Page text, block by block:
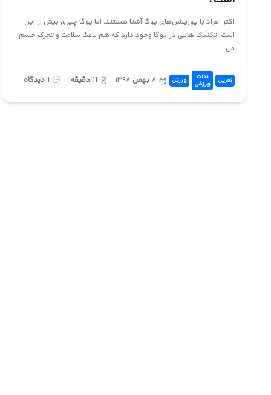
اکثر افراد با پوزیشن‌های یوگا آشنا هستند، اما یوگا چیزی بیش از این
است. تکنیک هایی در یوگا وجود دارد که هم باعث سلامت و تحرک جسم
می
تمرین
نکات
ورزشی
ورزش ۸ بهمن ۱۳۹۸ 11 دقیقه 1 دیدگاه